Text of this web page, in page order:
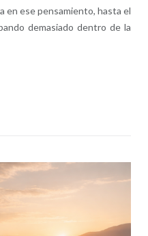
en ese pensamiento, hasta el
demasiado dentro de la